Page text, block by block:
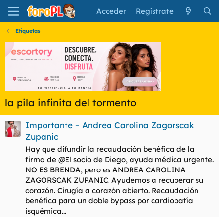
Acceder Regístrate
Etiquetas
la pila infinita del tormento
Importante – Andrea Carolina Zagorscak
Zupanic
Hay que difundir la recaudación benéfica de la
firma de @El socio de Diego, ayuda médica urgente.
NO ES BRENDA, pero es ANDREA CAROLINA
ZAGORSCAK ZUPANIC. Ayudemos a recuperar su
corazón. Cirugía a corazón abierto. Recaudación
benéfica para un doble bypass por cardiopatía
isquémica...